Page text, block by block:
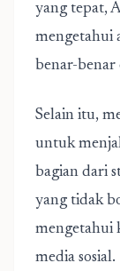
yang tepat,
mengetahui
benar-
Selain itu,
untuk
bagian dari
yang tidak
mengetahui
media